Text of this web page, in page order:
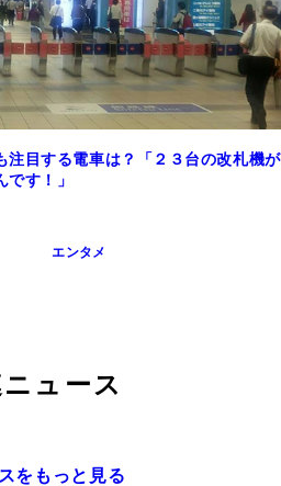
注目する電車は？「２３台の改札機が
す！」
エンタメ
ュース
をもっと見る